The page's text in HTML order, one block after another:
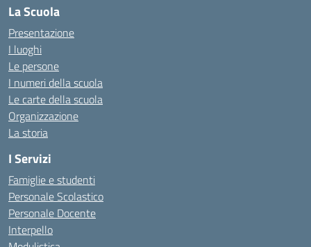
La Scuola
Presentazione
I luoghi
Le persone
I numeri della scuola
Le carte della scuola
Organizzazione
La storia
I Servizi
Famiglie e studenti
Personale Scolastico
Personale Docente
Interpello